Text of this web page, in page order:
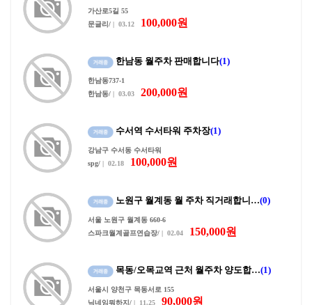
가산로5길 55
문글리/ | 03.12 100,000원
한남동 월주차 판매합니다(1)
한남동737-1
한남동/ | 03.03 200,000원
수서역 수서타워 주차장(1)
강남구 수서동 수서타워
spg/ | 02.18 100,000원
노원구 월계동 월 주차 직거래합니…(0)
서울 노원구 월계동 660-6
스파크월계골프연습장/ | 02.04 150,000원
목동/오목교역 근처 월주차 양도합…(1)
서울시 양천구 목동서로 155
닉네임뭐하지/ | 11.25 90,000원